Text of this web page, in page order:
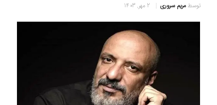
توسطمریم سروری 2 مهر, 1403